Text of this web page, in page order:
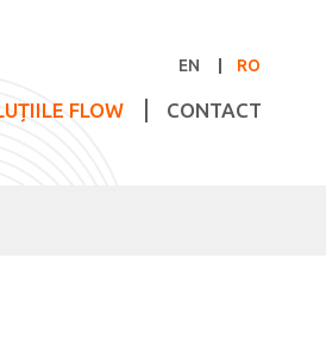
EN RO
FLOW CONTACT